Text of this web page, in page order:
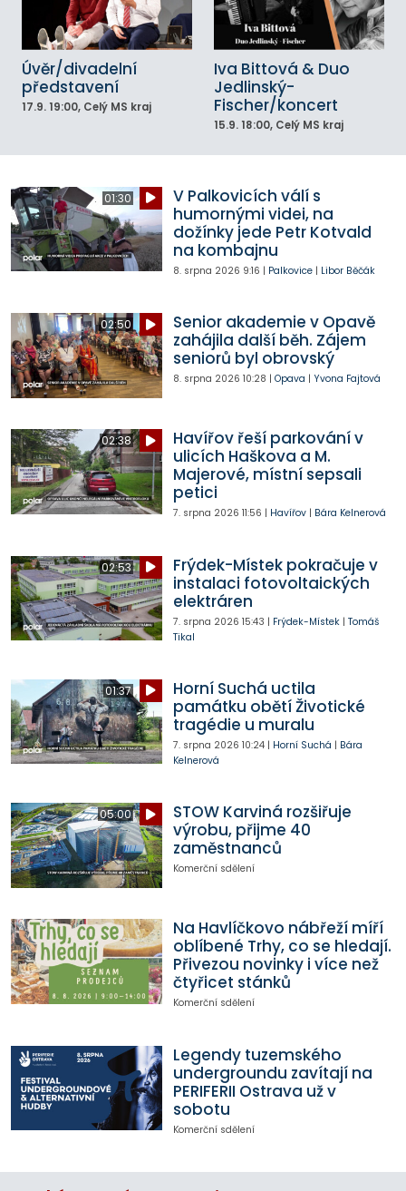
Úvěr/divadelní
představení
17.9. 19:00, Celý MS kraj
Iva Bittová & Duo
Jedlinský-
Fischer/koncert
15.9. 18:00, Celý MS kraj
01:30
V Palkovicích válí s
humornými videi, na
dožínky jede Petr Kotvald
na kombajnu
8. srpna 2026 9:16 | Palkovice| Libor Běčák
02:50
Senior akademie v Opavě
zahájila další běh. Zájem
seniorů byl obrovský
8. srpna 2026 10:28 | Opava | Yvona Fajtová
02:38
Havířov řeší parkování v
ulicích Haškova a M.
Majerové, místní sepsali
petici
7. srpna 2026 11:56 | Havířov| Bára Kelnerová
02:53
Frýdek-Místek pokračuje v
instalaci fotovoltaických
elektráren
7. srpna 2026 15:43 | Frýdek-Místek| Tomáš
Tikal
01:37
Horní Suchá uctila
památku obětí Životické
tragédie u muralu
7. srpna 2026 10:24| Horní Suchá | Bára
Kelnerová
05:00
STOW Karviná rozšiřuje
výrobu, přijme 40
zaměstnanců
Komerční sdělení
Na Havlíčkovo nábřeží míří
oblíbené Trhy, co se hledají.
Přivezou novinky i více než
čtyřicet stánků
Komerční sdělení
Legendy tuzemského
undergroundu zavítají na
PERIFERII Ostrava už v
sobotu
Komerční sdělení